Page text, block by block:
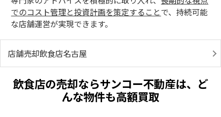
でのコスト管理と投資計画を策定することで、持続可能
な店舗運営が実現できます。
店舗売却飲食店名古屋
飲食店の売却ならサンコー不動産は、ど
んな物件も高額買取